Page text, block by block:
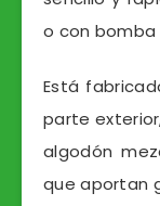
o con bomba
Está
parte
algodón
que aportan